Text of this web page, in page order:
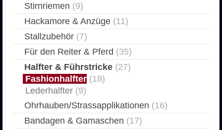
Stirnriemen (9)
Hackamore & Anzüge (11)
Stallzubehör (7)
Für den Reiter & Pferd (35)
Halfter & Führstricke (27)
Fashionhalfter (18)
Lederhalfter (9)
Ohrhauben/Strassapplikationen (16)
Bandagen & Gamaschen (17)